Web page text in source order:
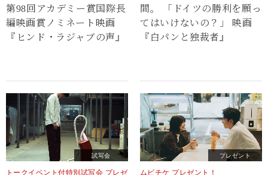
第98回アカデミー賞国際長
編映画賞ノミネート映画
『ヒンド・ラジャブの声』
間。 「ドイツの勝利を願っ
てはいけないの？」 映画
『白パンと独裁者』
試写会
トークイベント付特別試写会 プレゼ
プレゼント
ムビチケ プレゼント！